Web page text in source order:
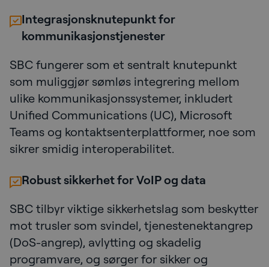
Integrasjonsknutepunkt for
kommunikasjonstjenester
SBC fungerer som et sentralt knutepunkt
som muliggjør sømløs integrering mellom
ulike kommunikasjonssystemer, inkludert
Unified Communications (UC), Microsoft
Teams og kontaktsenterplattformer, noe som
sikrer smidig interoperabilitet.
Robust sikkerhet for VoIP og data
SBC tilbyr viktige sikkerhetslag som beskytter
mot trusler som svindel, tjenestenektangrep
(DoS-angrep), avlytting og skadelig
programvare, og sørger for sikker og